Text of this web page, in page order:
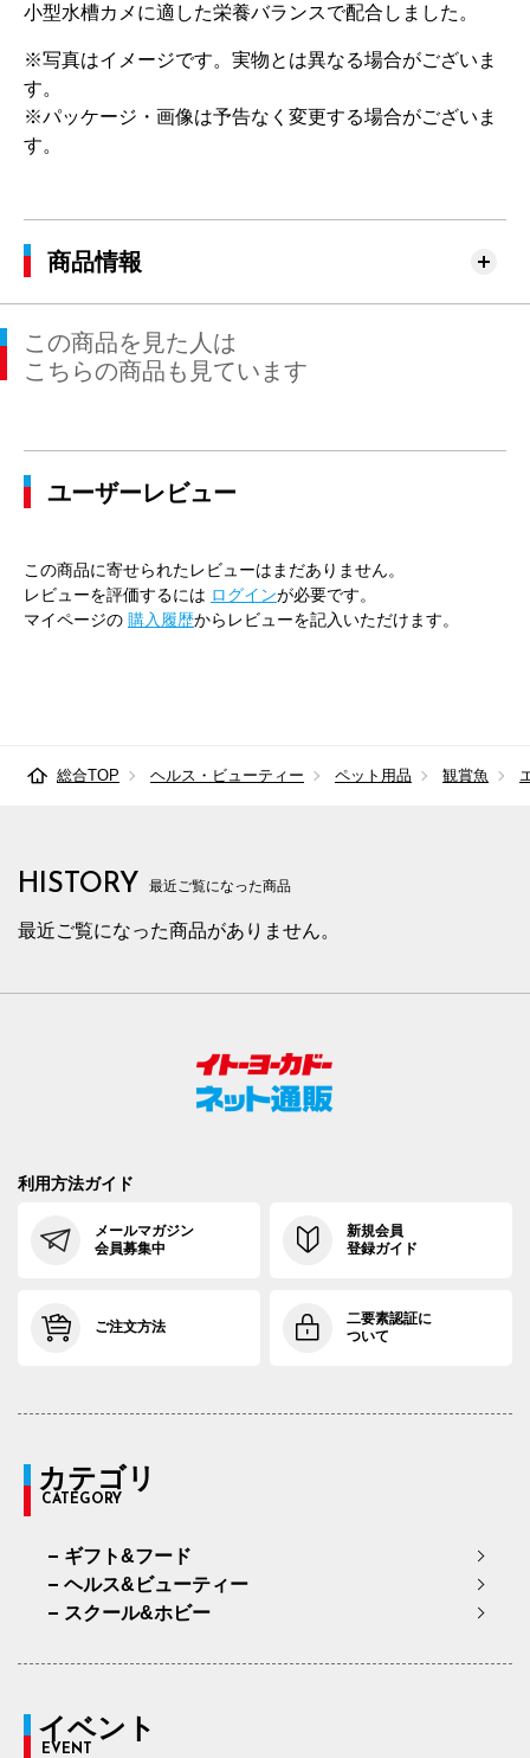
小型水槽カメに適した栄養バランスで配合しました。
※写真はイメージです。実物とは異なる場合がございま
す。
※パッケージ・画像は予告なく変更する場合がございま
す。
商品情報
この商品を見た人は
こちらの商品も見ています
ユーザーレビュー
この商品に寄せられたレビューはまだありません。
レビューを評価するには ログインが必要です。
マイページの 購入履歴からレビューを記入いただけます。
総合TOP ヘルス・ビューティー ペット用品 観賞魚
HISTORY 最近ご覧になった商品
最近ご覧になった商品がありません。
利用方法ガイド
メールマガジン
会員募集中
新規会員
登録ガイド
ご注文方法
二要素認証に
ついて
カテゴリ
CATEGORY
ギフト&フード
ヘルス&ビューティー
スクール&ホビー
イベント
EVENT